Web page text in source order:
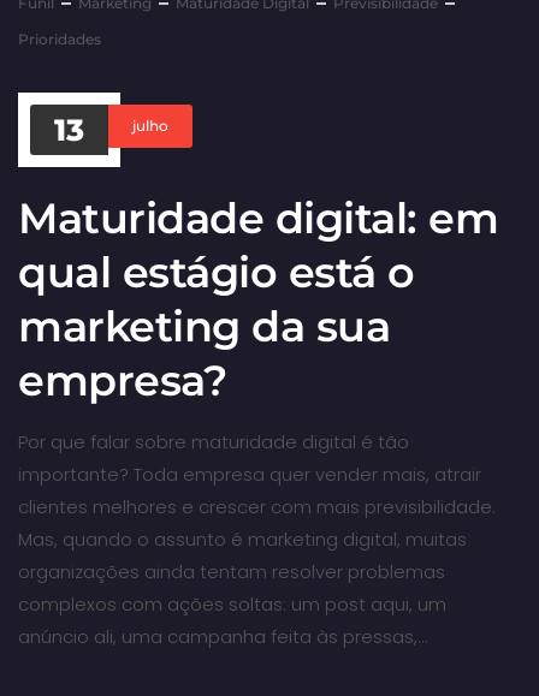
Prioridades
13 julho
Maturidade digital: em
qual estágio está o
marketing da sua
empresa?
Por que falar sobre maturidade digital é tão
importante? Toda empresa quer vender mais, atrair
clientes melhores e crescer com mais previsibilidade.
Mas, quando o assunto é marketing digital, muitas
organizações ainda tentam resolver problemas
complexos com ações soltas: um post aqui, um
anúncio ali, uma campanha feita às pressas,…